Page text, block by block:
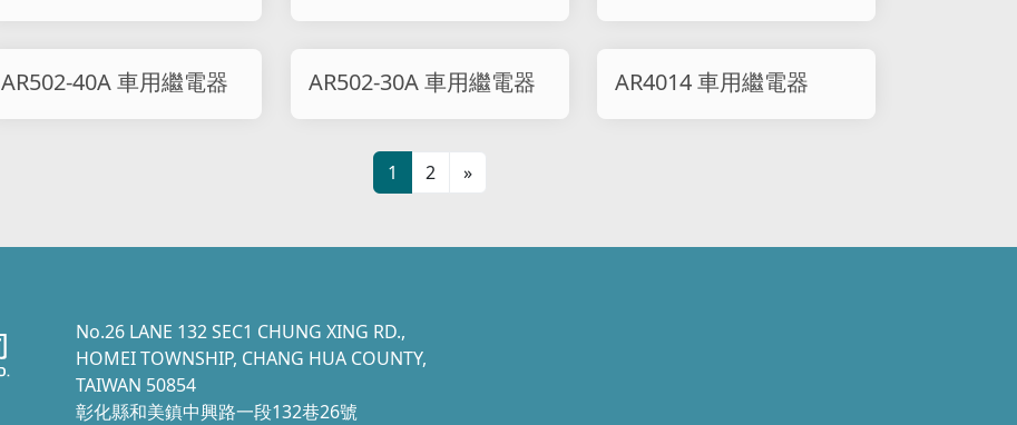
AR502-40A 車用繼電器 AR502-30A 車用繼電器 AR4014 車用繼電器
1 2 »
No.26 LANE 132 SEC1 CHUNG XING RD.,
HOMEI TOWNSHIP, CHANG HUA COUNTY,
TAIWAN 50854
彰化縣和美鎮中興路一段132巷26號